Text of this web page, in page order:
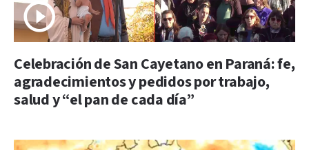
Celebración de San Cayetano en Paraná: fe,
agradecimientos y pedidos por trabajo,
salud y “el pan de cada día”